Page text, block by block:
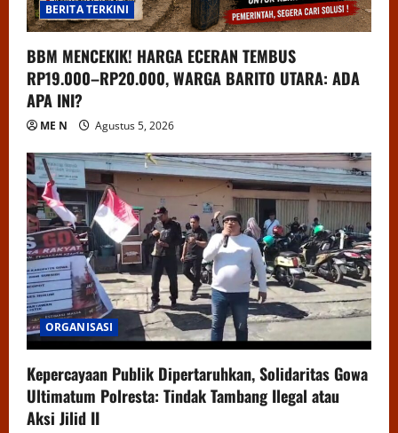
BERITA TERKINI
BBM MENCEKIK! HARGA ECERAN TEMBUS
RP19.000–RP20.000, WARGA BARITO UTARA: ADA
APA INI?
ME N Agustus 5, 2026
ORGANISASI
Kepercayaan Publik Dipertaruhkan, Solidaritas Gowa
Ultimatum Polresta: Tindak Tambang Ilegal atau
Aksi Jilid II